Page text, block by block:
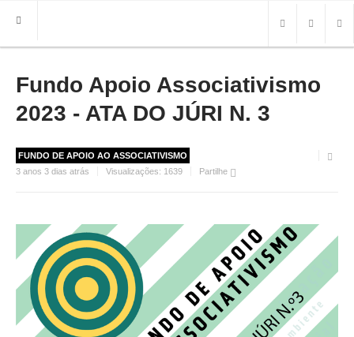
HOME
FREGUESIA
INFO
HISTÓRIA
CONTACTOS ÚTEIS
IMPRENSA
BRASÃO
Fundo Apoio Associativismo
2023 - ATA DO JÚRI N. 3
FUNDO DE APOIO AO ASSOCIATIVISMO
3 anos 3 dias atrás
Visualizações: 1639 Partilhe